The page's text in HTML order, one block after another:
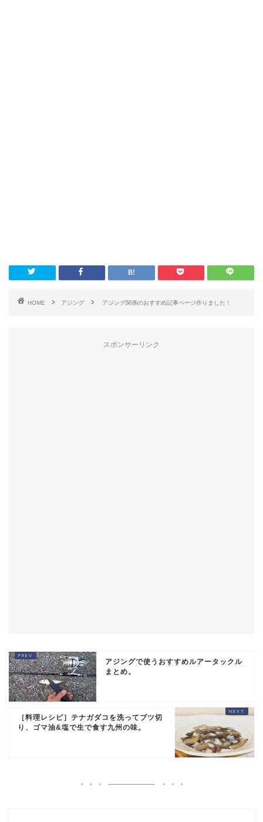
HOME アジング アジング関係のおすすめ記事ページ作りました！
スポンサーリンク
アジングで使うおすすめルアータックル
まとめ。
［料理レシピ］テナガダコを洗ってブツ切
り、ゴマ油&塩で生で食す九州の味。